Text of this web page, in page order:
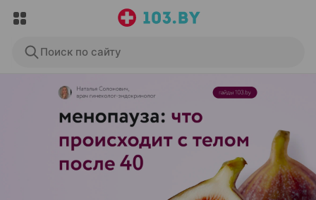
Поиск по сайту
ЭФФЕКТИВНАЯ РЕКЛАМА НА САЙТЕ